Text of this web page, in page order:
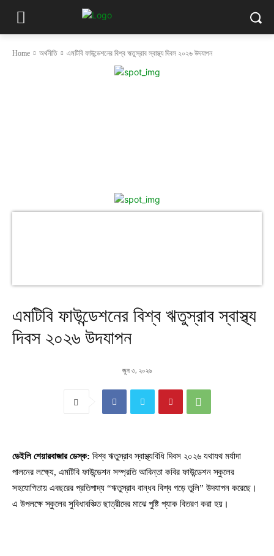
Home অর্থনীতি এমটিবি ফাউন্ডেশনের বিশ্ব ঋতুস্রাব স্বাস্থ্য দিবস ২০২৬ উদযাপন
এমটিবি ফাউন্ডেশনের বিশ্ব ঋতুস্রাব স্বাস্থ্য
দিবস ২০২৬ উদযাপন
জুন ৩, ২০২৬
ডেইলি শেয়ারবাজার ডেস্ক: বিশ্ব ঋতুস্রাব স্বাস্থ্যবিধি দিবস ২০২৬ যথাযথ মর্যাদা
পালনের লক্ষ্যে, এমটিবি ফাউন্ডেশন সম্প্রতি আবিন্তা কবির ফাউন্ডেশন স্কুলের
সহযোগিতায় এবছরের প্রতিপাদ্য “ঋতুস্রাব বান্ধব বিশ্ব গড়ে তুলি” উদযাপন করেছে।
এ উপলক্ষে স্কুলের সুবিধাবঞ্চিত ছাত্রীদের মাঝে পুষ্টি প্যাক বিতরণ করা হয়।